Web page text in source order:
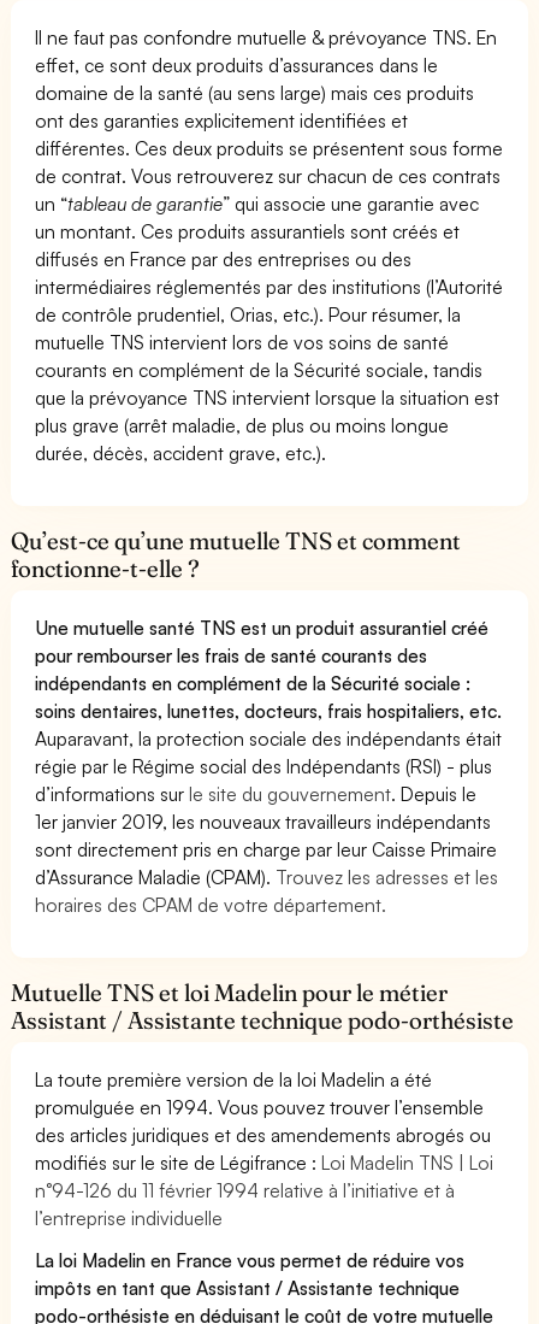
Il ne faut pas confondre mutuelle & prévoyance TNS. En
effet, ce sont deux produits d’assurances dans le
domaine de la santé (au sens large) mais ces produits
ont des garanties explicitement identifiées et
différentes. Ces deux produits se présentent sous forme
de contrat. Vous retrouverez sur chacun de ces contrats
un “tableau de garantie” qui associe une garantie avec
un montant. Ces produits assurantiels sont créés et
diffusés en France par des entreprises ou des
intermédiaires réglementés par des institutions (l’Autorité
de contrôle prudentiel, Orias, etc.). Pour résumer, la
mutuelle TNS intervient lors de vos soins de santé
courants en complément de la Sécurité sociale, tandis
que la prévoyance TNS intervient lorsque la situation est
plus grave (arrêt maladie, de plus ou moins longue
durée, décès, accident grave, etc.).
Qu’est-ce qu’une mutuelle TNS et comment
fonctionne-t-elle ?
Une mutuelle santé TNS est un produit assurantiel créé
pour rembourser les frais de santé courants des
indépendants en complément de la Sécurité sociale :
soins dentaires, lunettes, docteurs, frais hospitaliers, etc.
Auparavant, la protection sociale des indépendants était
régie par le Régime social des Indépendants (RSI) - plus
d’informations surle site du gouvernement. Depuis le
1er janvier 2019, les nouveaux travailleurs indépendants
sont directement pris en charge par leur Caisse Primaire
d’Assurance Maladie (CPAM). Trouvez les adresses et les
horaires des CPAM de votre département.
Mutuelle TNS et loi Madelin pour le métier
Assistant / Assistante technique podo-orthésiste
La toute première version de la loi Madelin a été
promulguée en 1994. Vous pouvez trouver l’ensemble
des articles juridiques et des amendements abrogés ou
modifiés sur le site de Légifrance :Loi Madelin TNS | Loi
n°94-126 du 11 février 1994 relative à l’initiative et à
l’entreprise individuelle
La loi Madelin en France vous permet de réduire vos
impôts en tant que Assistant / Assistante technique
podo-orthésiste en déduisant le coût de votre mutuelle